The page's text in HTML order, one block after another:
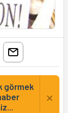
görmek
×